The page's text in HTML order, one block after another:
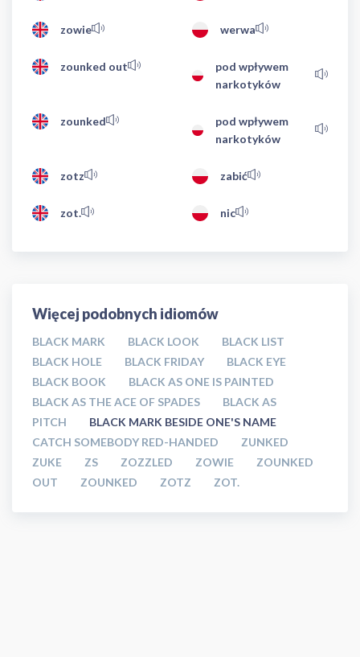
zowie werwa
zounked out
pod wpływem
narkotyków
zounked
pod wpływem
narkotyków
zotz zabić
zot. nic
Więcej podobnych idiomów
BLACK MARK BLACK LOOK
BLACK LIST
BLACK HOLE
BLACK FRIDAY
BLACK EYE
BLACK BOOK
BLACK AS ONE IS PAINTED
BLACK AS THE ACE OF SPADES
BLACK AS
PITCH
BLACK MARK BESIDE ONE'S NAME
CATCH SOMEBODY RED-HANDED
ZUNKED
ZUKE
ZS ZOZZLED ZOWIE
ZOUNKED
OUT
ZOUNKED ZOTZ ZOT.